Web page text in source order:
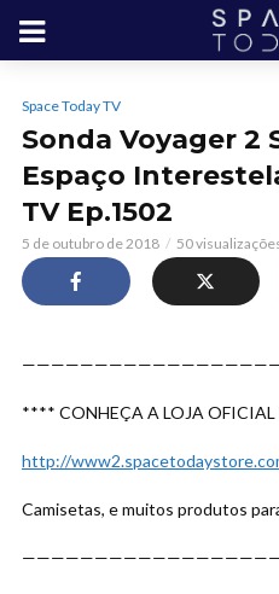
Space Today TV
Sonda Voyager 2
Espaço
TV Ep.1502
5 de outubro de 2018 50
**** CONHEÇA A LOJA OFICIAL
http://
Camisetas, e muitos produtos